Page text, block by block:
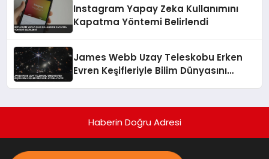
Instagram Yapay Zeka Kullanımını
Kapatma Yöntemi Belirlendi
James Webb Uzay Teleskobu Erken
Evren Keşifleriyle Bilim Dünyasını
Haberin Doğru Adresi